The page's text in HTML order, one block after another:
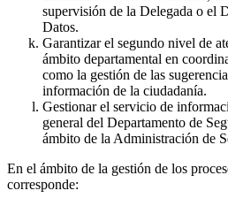
supervisión de la Delegada o el
Datos.
Garantizar el segundo nivel de
ámbito departamental en
como la gestión de las
información de la ciudadanía.
Gestionar el servicio de
general del Departamento de
ámbito de la Administración de
En el ámbito de la gestión de los
corresponde: